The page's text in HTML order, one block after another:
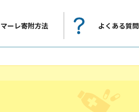
マーレ寄附方法 よくある質問